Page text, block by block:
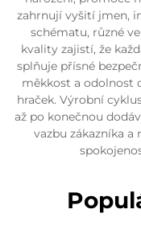
zahrnují vyšití jmen,
schématu, různé
kvality zajistí, že
splňuje přísné
měkkost a odolnost
hraček. Výrobní
až po konečnou
vazbu zákazníka a